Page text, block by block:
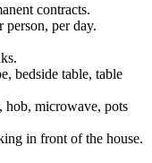
contracts.
per day.
bedside table, table
hob, microwave, pots
in front of the house.